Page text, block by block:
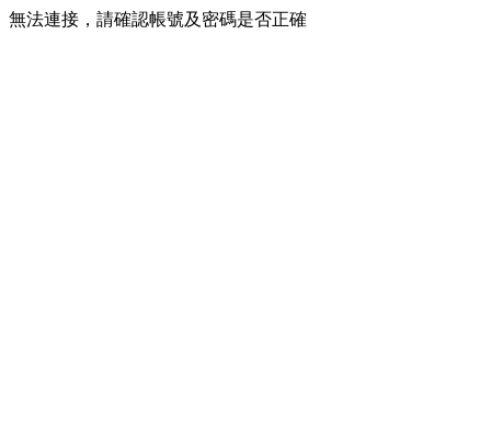
無法連接，請確認帳號及密碼是否正確